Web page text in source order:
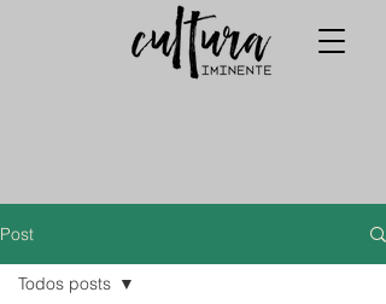
Post
Todos posts